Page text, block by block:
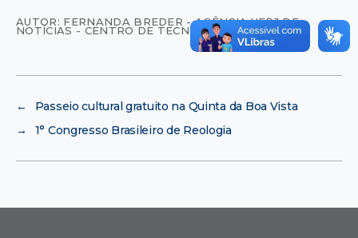
AUTOR: FERNANDA BREDER - AGÊNCIA UFRJ DE
NOTÍCIAS - CENTRO DE TECNOLOGIA
←
Passeio cultural gratuito na Quinta da Boa Vista
→
1° Congresso Brasileiro de Reologia